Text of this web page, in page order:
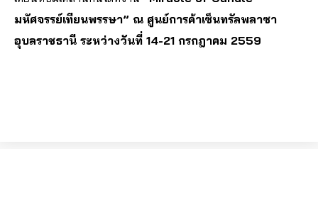
มหัศจรรย์เทียนพรรษา” ณ ศูนย์การค้าเซ็นทรัลพลาซา
อุบลราชธานี ระหว่างวันที่ 14-21 กรกฎาคม 2559